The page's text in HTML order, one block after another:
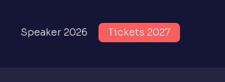
Speaker 2026 Tickets 2027